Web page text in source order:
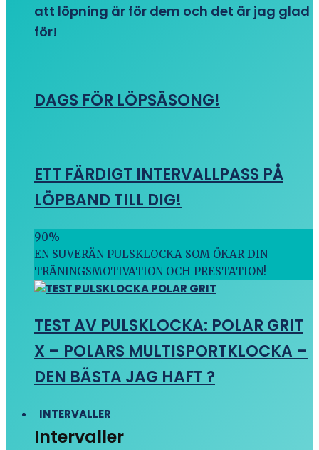
att löpning är för dem och det är jag glad
för!
DAGS FÖR LÖPSÄSONG!
ETT FÄRDIGT INTERVALLPASS PÅ
LÖPBAND TILL DIG!
90%
EN SUVERÄN PULSKLOCKA SOM ÖKAR DIN
TRÄNINGSMOTIVATION OCH PRESTATION!
TEST AV PULSKLOCKA: POLAR GRIT
X – POLARS MULTISPORTKLOCKA –
DEN BÄSTA JAG HAFT ?
INTERVALLER
Intervaller